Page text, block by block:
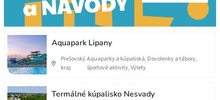
Aquapark Lipany
Prešovský
kraj
Aquaparky a kúpaliská, Dovolenky a tábory,
športové aktivity, Výlety
Termálné kúpalisko Nesvady